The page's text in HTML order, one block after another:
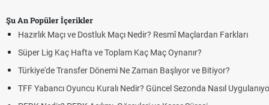
Şu An Popüler İçerikler
Hazırlık Maçı ve Dostluk Maçı Nedir? Resmî Maçlardan Farkları
Süper Lig Kaç Hafta ve Toplam Kaç Maç Oynanır?
Türkiye'de Transfer Dönemi Ne Zaman Başlıyor ve Bitiyor?
TFF Yabancı Oyuncu Kuralı Nedir? Güncel Sezonda Nasıl